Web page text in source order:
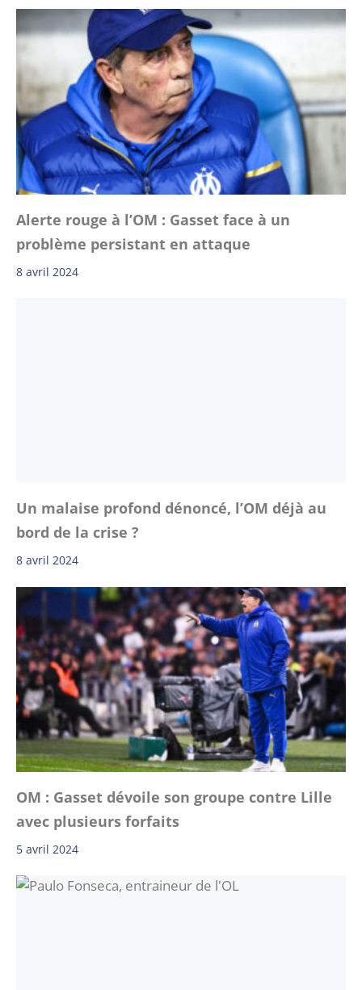
Alerte rouge à l’OM : Gasset face à un
problème persistant en attaque
8 avril 2024
Un malaise profond dénoncé, l’OM déjà au
bord de la crise ?
8 avril 2024
OM : Gasset dévoile son groupe contre Lille
avec plusieurs forfaits
5 avril 2024